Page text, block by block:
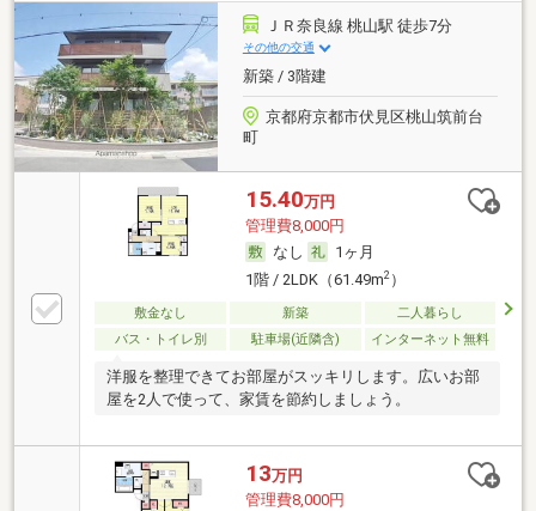
ＪＲ奈良線 桃山駅 徒歩7分
その他の交通
新築 / 3階建
京都府京都市伏見区桃山筑前台
町
15.40万円
管理費8,000円
なし
1ヶ月
1階 / 2LDK（61.49m2）
敷金なし 新築
二人暮らし
バス・トイレ別
駐車場(近隣含) インターネット無料
洋服を整理できてお部屋がスッキリします。広いお部
屋を2人で使って、家賃を節約しましょう。
13万円
管理費8,000円